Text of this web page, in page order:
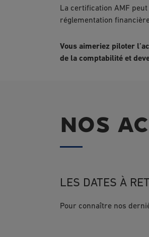
La certification AMF
réglementation
Vous aimeriez piloter
de la comptabilité et
NOS
LES DATES À
Pour connaître nos